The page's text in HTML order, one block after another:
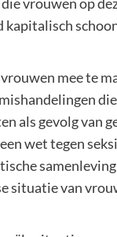
mee te
als gevolg van
wet tegen
situatie van